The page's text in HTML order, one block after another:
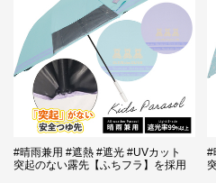
#晴雨兼用 #遮熱 #遮光 #UVカット
突起のない露先【ふちフラ】を採用
#